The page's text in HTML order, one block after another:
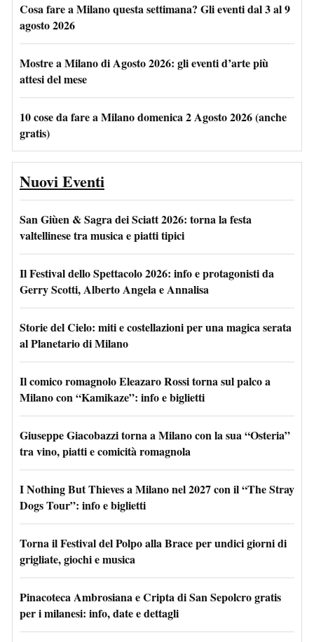
Cosa fare a Milano questa settimana? Gli eventi dal 3 al 9
agosto 2026
Mostre a Milano di Agosto 2026: gli eventi d’arte più
attesi del mese
10 cose da fare a Milano domenica 2 Agosto 2026 (anche
gratis)
Nuovi Eventi
San Giùen & Sagra dei Sciatt 2026: torna la festa
valtellinese tra musica e piatti tipici
Il Festival dello Spettacolo 2026: info e protagonisti da
Gerry Scotti, Alberto Angela e Annalisa
Storie del Cielo: miti e costellazioni per una magica serata
al Planetario di Milano
Il comico romagnolo Eleazaro Rossi torna sul palco a
Milano con “Kamikaze”: info e biglietti
Giuseppe Giacobazzi torna a Milano con la sua “Osteria”
tra vino, piatti e comicità romagnola
I Nothing But Thieves a Milano nel 2027 con il “The Stray
Dogs Tour”: info e biglietti
Torna il Festival del Polpo alla Brace per undici giorni di
grigliate, giochi e musica
Pinacoteca Ambrosiana e Cripta di San Sepolcro gratis
per i milanesi: info, date e dettagli